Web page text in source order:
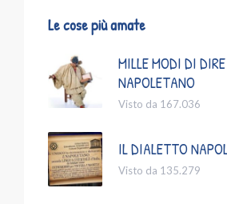
Le cose più amate
MILLE MODI DI
NAPOLETANO
Visto da 167.036
IL DIALETTO
Visto da 135.279